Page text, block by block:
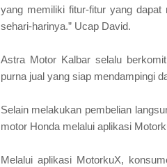
yang memiliki fitur-fitur yang
sehari-harinya.” Ucap David.
Astra Motor Kalbar selalu
purna jual yang siap mendampingi
Selain melakukan pembelian
motor Honda melalui aplikasi
Melalui aplikasi MotorkuX,